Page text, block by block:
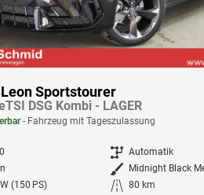
Sportstourer
DSG Kombi - LAGER
Fahrzeug mit Tageszulassung
Getriebe Automatik
Außenfarbe
Midnight Black
(150 PS) Kilometerstand 80 km